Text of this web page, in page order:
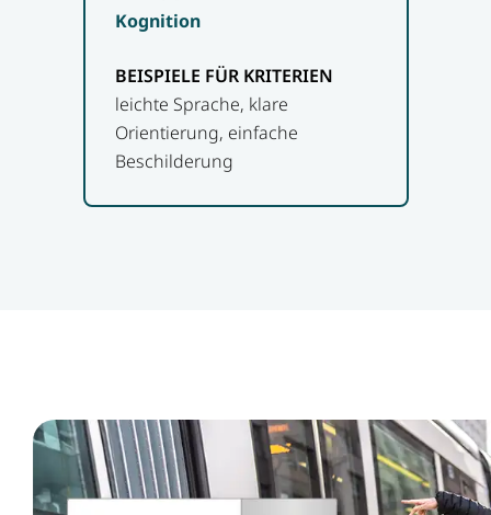
Kognition
leichte Sprache, klare
Orientierung, einfache
Beschilderung